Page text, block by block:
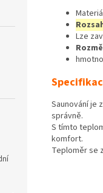
Lze
Saunování je
správně.
S tímto
komfort.
Teploměr se